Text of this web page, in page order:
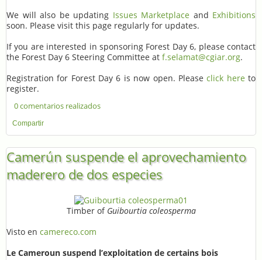
We will also be updating Issues Marketplace and Exhibitions
soon. Please visit this page regularly for updates.
If you are interested in sponsoring Forest Day 6, please contact
the Forest Day 6 Steering Committee at f.selamat@cgiar.org.
Registration for Forest Day 6 is now open. Pleaseclick here to
register.
0 comentarios realizados
Compartir
Camerún suspende el aprovechamiento
maderero de dos especies
Timber of Guibourtia coleosperma
Visto en camereco.com
Le Cameroun suspend l’exploitation de certains bois